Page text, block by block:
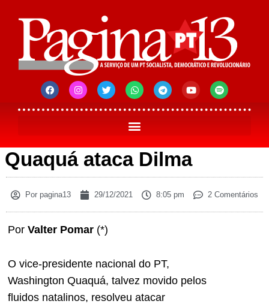
Quaquá ataca Dilma
Por pagina13 29/12/2021 8:05 pm 2 Comentários
Por Valter Pomar (*)
O vice-presidente nacional do PT,
Washington Quaquá, talvez movido pelos
fluidos natalinos, resolveu atacar